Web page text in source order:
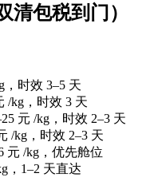
清包税到门）
，时效 3–5 天
/kg，时效 3 天
元 /kg，时效 2–3 天
/kg，时效 2–3 天
元 /kg，优先舱位
，1–2 天直达